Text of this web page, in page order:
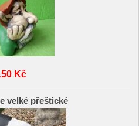
Kč
velké přeštické